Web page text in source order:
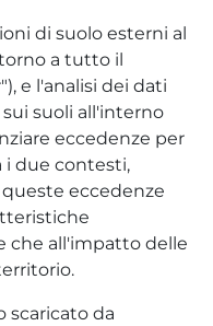
di suolo esterni al
a tutto il
e l'analisi dei dati
suoli all'interno
eccedenze per
i due contesti,
eccedenze
che all'impatto delle
scaricato da